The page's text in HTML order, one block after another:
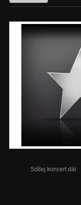
Sdílej koncert dál: